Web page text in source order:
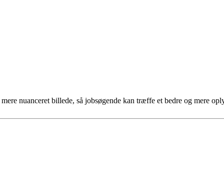
nuanceret billede, så jobsøgende kan træffe et bedre og mere